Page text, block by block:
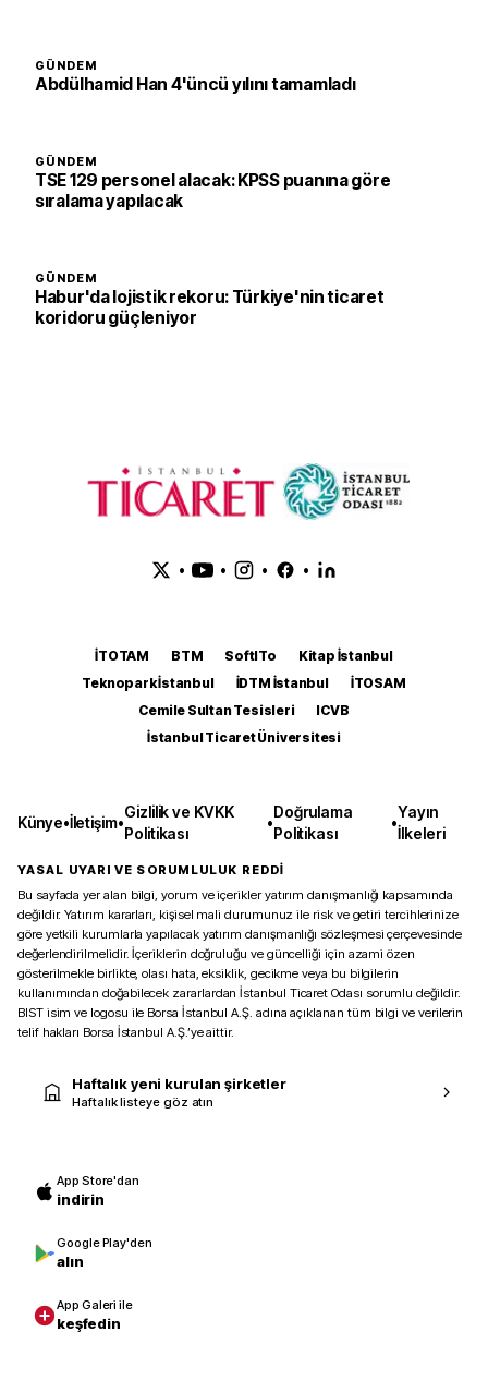
GÜNDEM
Abdülhamid Han 4'üncü yılını tamamladı
GÜNDEM
TSE 129 personel alacak: KPSS puanına göre
sıralama yapılacak
GÜNDEM
Habur'da lojistik rekoru: Türkiye'nin ticaret
koridoru güçleniyor
• • • •
İTOTAM BTM SoftITo
Kitap İstanbul
Teknopark İstanbul
İDTM İstanbul
İTOSAM
Cemile Sultan Tesisleri
ICVB
İstanbul Ticaret Üniversitesi
Künye•İletişim•
Gizlilik ve KVKK
Politikası
•
Doğrulama
Politikası
•
Yayın
İlkeleri
YASAL UYARI VE SORUMLULUK REDDİ
Bu sayfada yer alan bilgi, yorum ve içerikler yatırım danışmanlığı kapsamında
değildir. Yatırım kararları, kişisel mali durumunuz ile risk ve getiri tercihlerinize
göre yetkili kurumlarla yapılacak yatırım danışmanlığı sözleşmesi çerçevesinde
değerlendirilmelidir. İçeriklerin doğruluğu ve güncelliği için azami özen
gösterilmekle birlikte, olası hata, eksiklik, gecikme veya bu bilgilerin
kullanımından doğabilecek zararlardan İstanbul Ticaret Odası sorumlu değildir.
BIST isim ve logosu ile Borsa İstanbul A.Ş. adına açıklanan tüm bilgi ve verilerin
telif hakları Borsa İstanbul A.Ş.’ye aittir.
Haftalık yeni kurulan şirketler
Haftalık listeye göz atın
App Store'dan
indirin
Google Play'den
alın
App Galeri ile
keşfedin